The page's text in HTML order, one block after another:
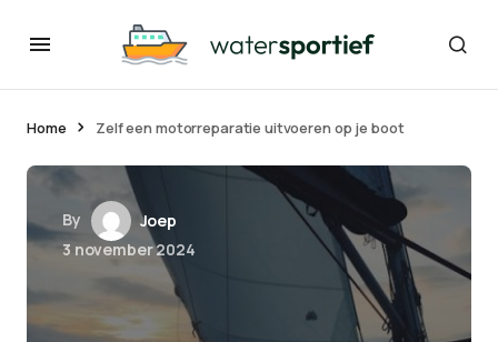
Home Zelf een motorreparatie uitvoeren op je boot
By
Joep
3 november 2024